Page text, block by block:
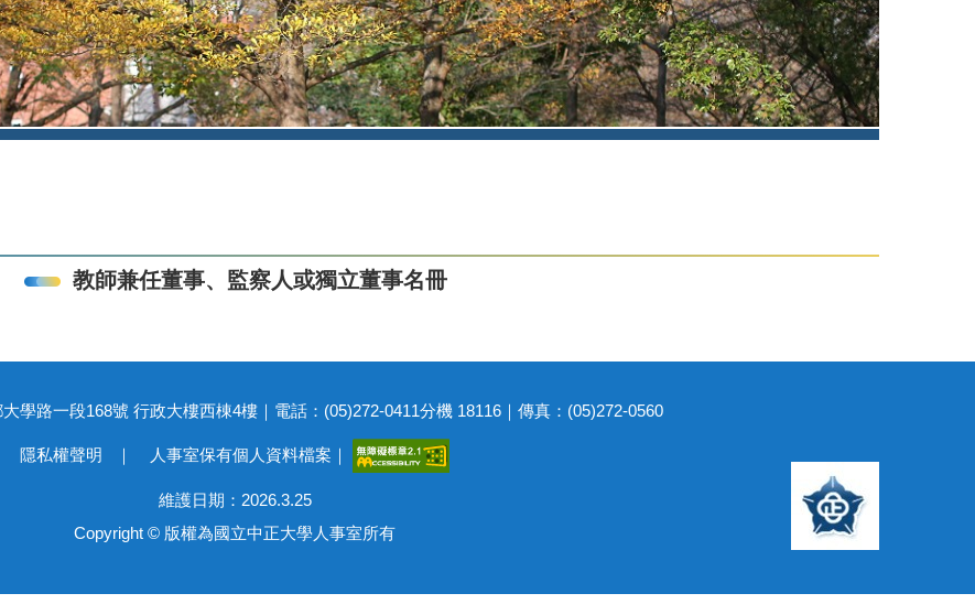
教師兼任董事、監察人或獨立董事名冊
學路一段168號 行政大樓西棟4樓｜電話：(05)272-0411分機 18116｜傳真：(05)272-0560
隱私權聲明 ｜ 人事室保有個人資料檔案 ｜
維護日期：2026.3.25
Copyright © 版權為國立中正大學人事室所有